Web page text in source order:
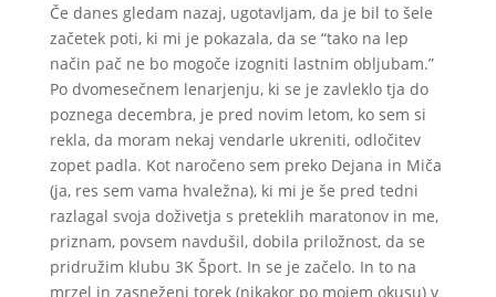
Če danes gledam nazaj, ugotavljam, da je bil to šele
začetek poti, ki mi je pokazala, da se “tako na lep
način pač ne bo mogoče izogniti lastnim obljubam.”
Po dvomesečnem lenarjenju, ki se je zavleklo tja do
poznega decembra, je pred novim letom, ko sem si
rekla, da moram nekaj vendarle ukreniti, odločitev
zopet padla. Kot naročeno sem preko Dejana in Miča
(ja, res sem vama hvaležna), ki mi je še pred tedni
razlagal svoja doživetja s preteklih maratonov in me,
priznam, povsem navdušil, dobila priložnost, da se
pridružim klubu 3K Šport. In se je začelo. In to na
mrzel in zasneženi torek (nikakor po mojem okusu) v